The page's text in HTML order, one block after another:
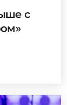
с